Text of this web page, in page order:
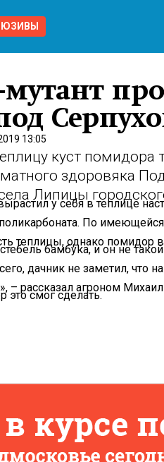
13:05
куст помидора
здоровяка
Липицы
у себя в теплице
По
теплицы, однако помидор
бамбука, и он не
дачник не заметил, что
– рассказал агроном
это смог сделать.